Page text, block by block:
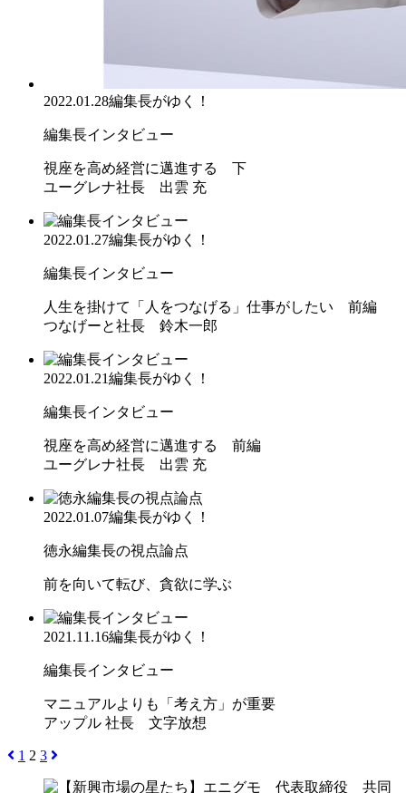
2022.01.28編集長がゆく！
編集長インタビュー
視座を高め経営に邁進する 下
ユーグレナ社長 出雲 充
2022.01.27編集長がゆく！
編集長インタビュー
人生を掛けて「人をつなげる」仕事がしたい 前編
つなげーと社長 鈴木一郎
2022.01.21編集長がゆく！
編集長インタビュー
視座を高め経営に邁進する 前編
ユーグレナ社長 出雲 充
2022.01.07編集長がゆく！
徳永編集長の視点論点
前を向いて転び、貪欲に学ぶ
2021.11.16編集長がゆく！
編集長インタビュー
マニュアルよりも「考え方」が重要
アップル 社長 文字放想
1 2 3